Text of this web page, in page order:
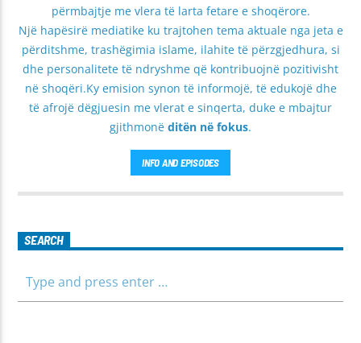
përmbajtje me vlera të larta fetare e shoqërore.
Një hapësirë mediatike ku trajtohen tema aktuale nga jeta e
përditshme, trashëgimia islame, ilahite të përzgjedhura, si
dhe personalitete të ndryshme që kontribuojnë pozitivisht
në shoqëri.Ky emision synon të informojë, të edukojë dhe
të afrojë dëgjuesin me vlerat e sinqerta, duke e mbajtur
gjithmonë ditën në fokus.
INFO AND EPISODES
SEARCH